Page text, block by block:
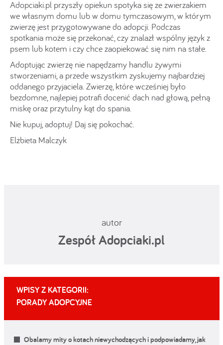
Adopciaki.pl przyszły opiekun spotyka się ze zwierzakiem
we własnym domu lub w domu tymczasowym, w którym
zwierzę jest przygotowywane do adopcji. Podczas
spotkania może się przekonać, czy znalazł wspólny język z
psem lub kotem i czy chce zaopiekować się nim na stałe.
Adoptując zwierzę nie napędzamy handlu żywymi
stworzeniami, a przede wszystkim zyskujemy najbardziej
oddanego przyjaciela. Zwierzę, które wcześniej było
bezdomne, najlepiej potrafi docenić dach nad głową, pełną
miskę oraz przytulny kąt do spania.
Nie kupuj, adoptuj! Daj się pokochać.
Elżbieta Malczyk
autor
Zespół Adopciaki.pl
WPISY Z KATEGORII:
PORADY ADOPCYJNE
Obalamy mity o kotach niewychodzących i podpowiadamy, jak